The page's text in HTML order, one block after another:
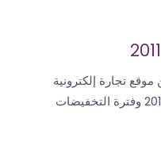
تجارة إلكترونية
وأجريت خلال احتفالات نهاية العام 2010 وفترة التخفيضات